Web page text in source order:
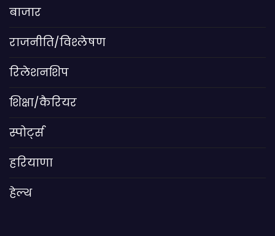
बाजार
राजनीति/विश्लेषण
रिलेशनशिप
शिक्षा/कैरियर
स्पोर्ट्स
हरियाणा
हेल्थ